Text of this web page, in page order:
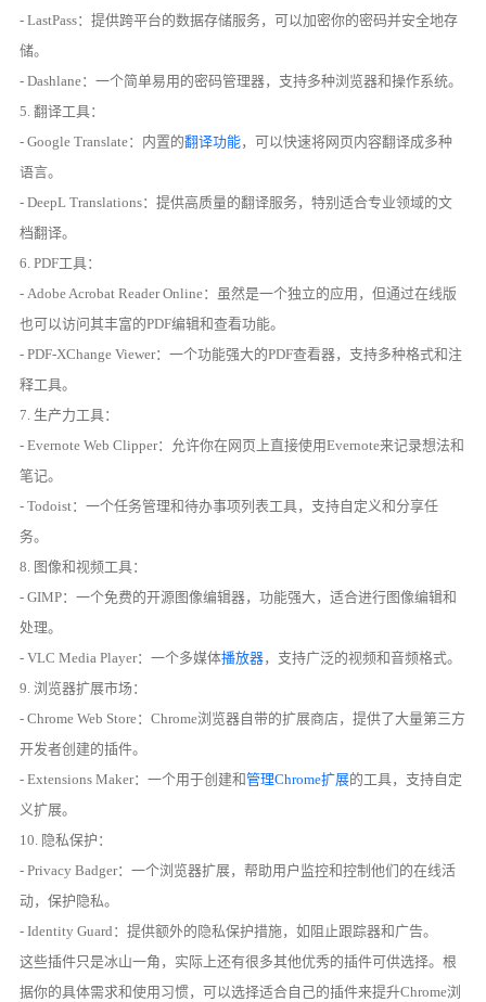
- LastPass：提供跨平台的数据存储服务，可以加密你的密码并安全地存
储。
- Dashlane：一个简单易用的密码管理器，支持多种浏览器和操作系统。
5. 翻译工具：
- Google Translate：内置的翻译功能，可以快速将网页内容翻译成多种
语言。
- DeepL Translations：提供高质量的翻译服务，特别适合专业领域的文
档翻译。
6. PDF工具：
- Adobe Acrobat Reader Online：虽然是一个独立的应用，但通过在线版
也可以访问其丰富的PDF编辑和查看功能。
- PDF-XChange Viewer：一个功能强大的PDF查看器，支持多种格式和注
释工具。
7. 生产力工具：
- Evernote Web Clipper：允许你在网页上直接使用Evernote来记录想法和
笔记。
- Todoist：一个任务管理和待办事项列表工具，支持自定义和分享任
务。
8. 图像和视频工具：
- GIMP：一个免费的开源图像编辑器，功能强大，适合进行图像编辑和
处理。
- VLC Media Player：一个多媒体播放器，支持广泛的视频和音频格式。
9. 浏览器扩展市场：
- Chrome Web Store：Chrome浏览器自带的扩展商店，提供了大量第三方
开发者创建的插件。
- Extensions Maker：一个用于创建和管理Chrome扩展的工具，支持自定
义扩展。
10. 隐私保护：
- Privacy Badger：一个浏览器扩展，帮助用户监控和控制他们的在线活
动，保护隐私。
- Identity Guard：提供额外的隐私保护措施，如阻止跟踪器和广告。
这些插件只是冰山一角，实际上还有很多其他优秀的插件可供选择。根
据你的具体需求和使用习惯，可以选择适合自己的插件来提升Chrome浏